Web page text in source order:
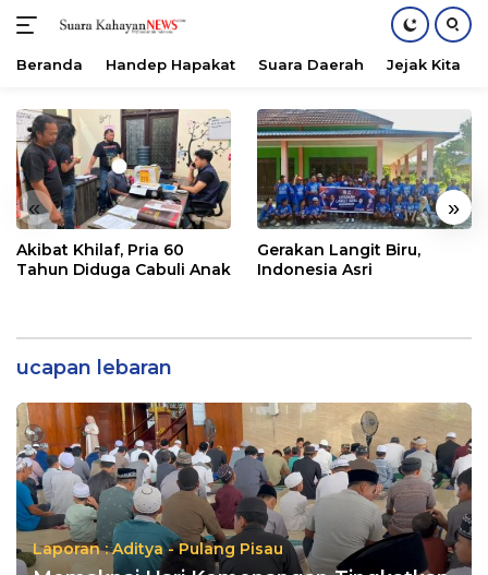
konten
Beranda Handep Hapakat Suara Daerah Jejak Kita
« »
Akibat Khilaf, Pria 60
Tahun Diduga Cabuli Anak
Gerakan Langit Biru,
Indonesia Asri
ucapan lebaran
Laporan : Aditya - Pulang Pisau